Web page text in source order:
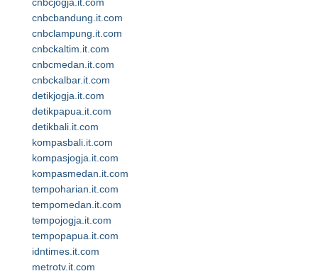
cnbcbandung.it.com
cnbclampung.it.com
cnbckaltim.it.com
cnbcmedan.it.com
cnbckalbar.it.com
detikjogja.it.com
detikpapua.it.com
detikbali.it.com
kompasbali.it.com
kompasjogja.it.com
kompasmedan.it.com
tempoharian.it.com
tempomedan.it.com
tempojogja.it.com
tempopapua.it.com
idntimes.it.com
metrotv.it.com